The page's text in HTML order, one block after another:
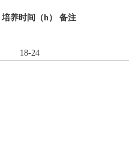
培养时间（h）
备注
18-24